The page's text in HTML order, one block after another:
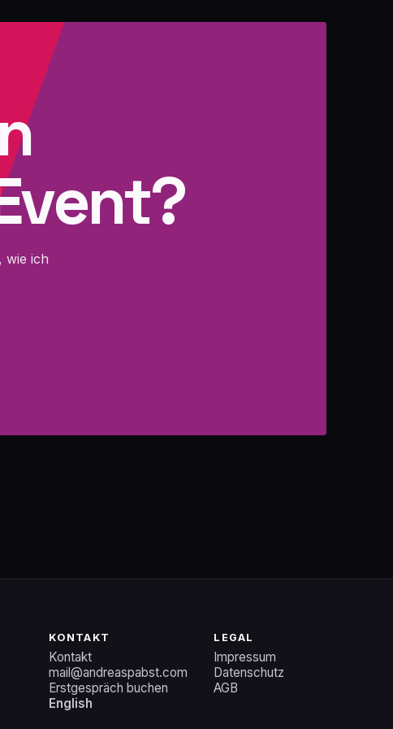
wie ich
KONTAKT
Kontakt
mail@andreaspabst.com
Erstgespräch buchen
English
LEGAL
Impressum
Datenschutz
AGB